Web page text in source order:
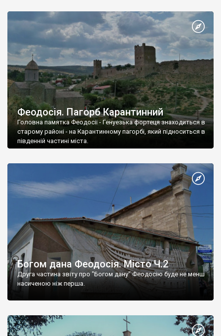
Феодосія. Пагорб Карантинний
Головна памятка Феодосії - Генуезька фортеця знаходиться в
старому районі - на Карантинному пагорбі, який підноситься в
південній частині міста.
Богом дана Феодосія. Місто Ч.2
Друга частина звіту про "Богом дану" Феодосію буде не менш
насиченою ніж перша.